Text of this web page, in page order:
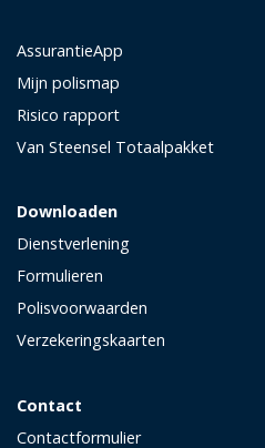
AssurantieApp
Mijn polismap
Risico rapport
Van Steensel Totaalpakket
Downloaden
Dienstverlening
Formulieren
Polisvoorwaarden
Verzekeringskaarten
Contact
Contactformulier